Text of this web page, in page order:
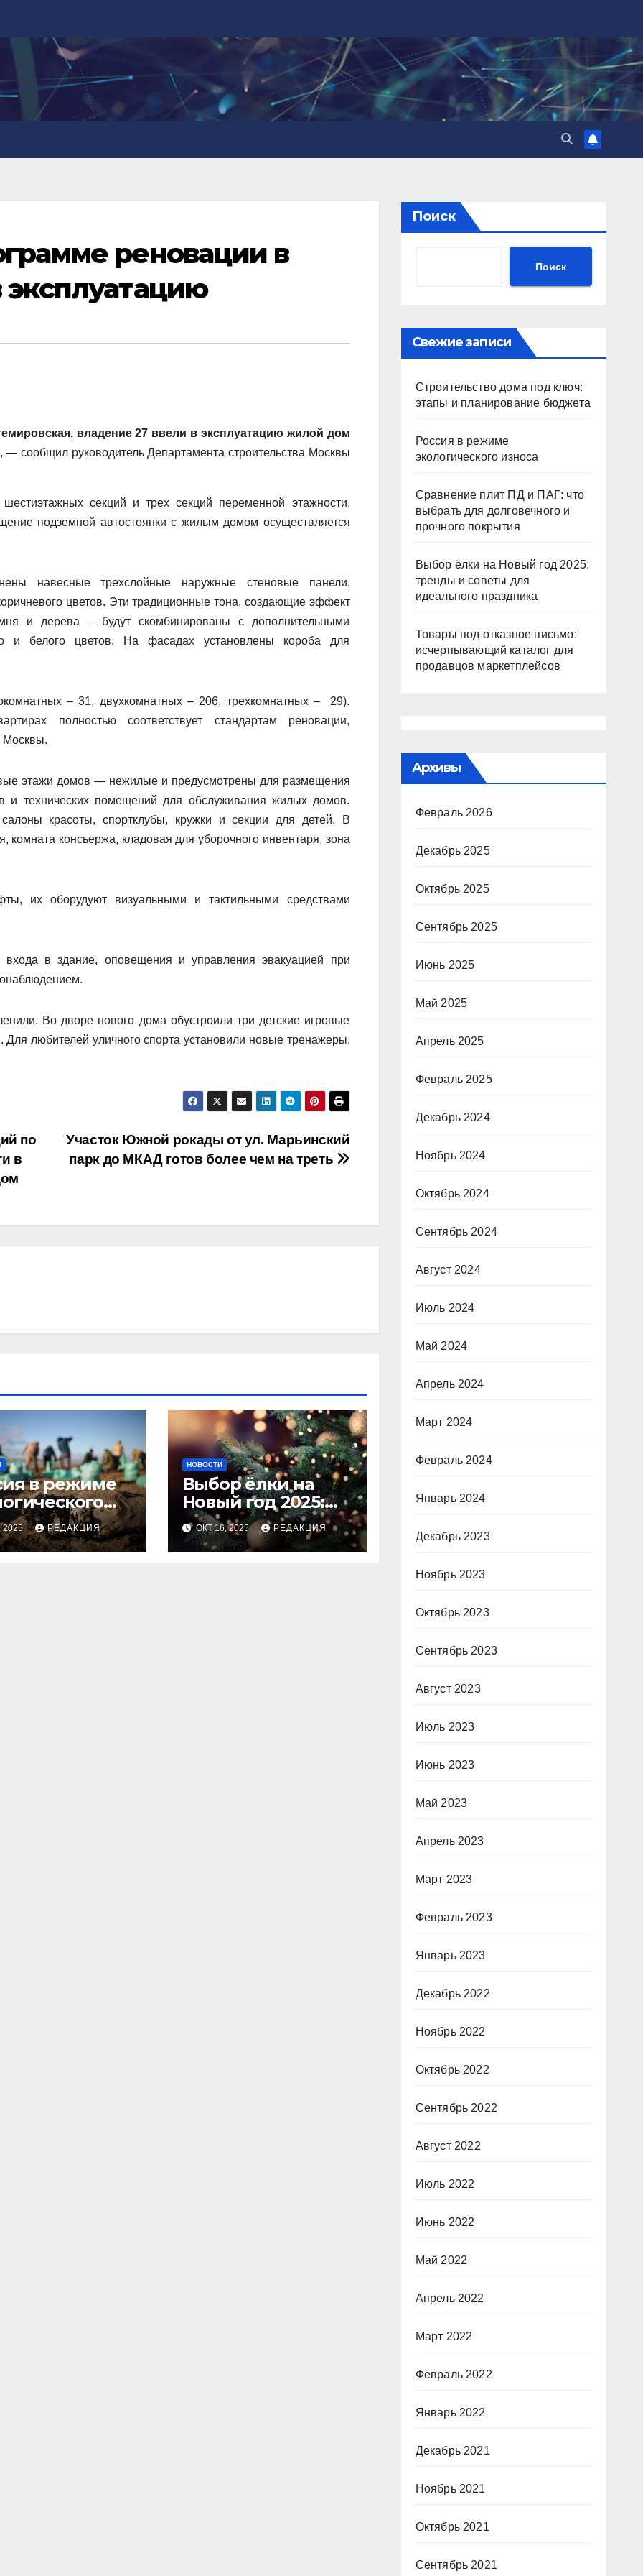
реновации в
владение 27 ввели в эксплуатацию жилой дом
, — сообщил руководитель Департамента строительства Москвы
секций и трех секций переменной этажности,
подземной автостоянки с жилым домом осуществляется
навесные трехслойные наружные стеновые панели,
цветов. Эти традиционные тона, создающие эффект
и дерева – будут скомбинированы с дополнительными
и белого цветов. На фасадах установлены короба для
– 31, двухкомнатных – 206, трехкомнатных – 29).
полностью соответствует стандартам реновации,
Москвы.
этажи домов — нежилые и предусмотрены для размещения
и технических помещений для обслуживания жилых домов.
красоты, спортклубы, кружки и секции для детей. В
консьержа, кладовая для уборочного инвентаря, зона
их оборудуют визуальными и тактильными средствами
входа в здание, оповещения и управления эвакуацией при
Во дворе нового дома обустроили три детские игровые
любителей уличного спорта установили новые тренажеры,
Участок Южной рокады от ул. Марьинский
парк до МКАД готов более чем на треть
по
в
в режиме
2025 РЕДАКЦИЯ
НОВОСТИ
Выбор ёлки на
Новый год 2025:
тренды и советы
для идеального
праздника
ОКТ 16, 2025 РЕДАКЦИЯ
Поиск
Поиск
Свежие записи
Строительство дома под ключ:
этапы и планирование бюджета
Россия в режиме
экологического износа
Сравнение плит ПД и ПАГ: что
выбрать для долговечного и
прочного покрытия
Выбор ёлки на Новый год 2025:
тренды и советы для
идеального праздника
Товары под отказное письмо:
исчерпывающий каталог для
продавцов маркетплейсов
Архивы
Февраль 2026
Декабрь 2025
Октябрь 2025
Сентябрь 2025
Июнь 2025
Май 2025
Апрель 2025
Февраль 2025
Декабрь 2024
Ноябрь 2024
Октябрь 2024
Сентябрь 2024
Август 2024
Июль 2024
Май 2024
Апрель 2024
Март 2024
Февраль 2024
Январь 2024
Декабрь 2023
Ноябрь 2023
Октябрь 2023
Сентябрь 2023
Август 2023
Июль 2023
Июнь 2023
Май 2023
Апрель 2023
Март 2023
Февраль 2023
Январь 2023
Декабрь 2022
Ноябрь 2022
Октябрь 2022
Сентябрь 2022
Август 2022
Июль 2022
Июнь 2022
Май 2022
Апрель 2022
Март 2022
Февраль 2022
Январь 2022
Декабрь 2021
Ноябрь 2021
Октябрь 2021
Сентябрь 2021